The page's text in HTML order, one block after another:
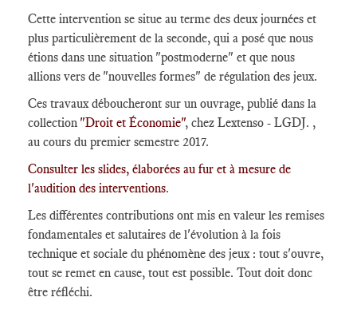
Cette intervention se situe au terme des deux journées et
plus particulièrement de la seconde, qui a posé que nous
étions dans une situation "postmoderne" et que nous
allions vers de "nouvelles formes" de régulation des jeux.
Ces travaux déboucheront sur un ouvrage, publié dans la
collection "Droit et Économie", chez Lextenso - LGDJ. ,
au cours du premier semestre 2017.
Consulter les slides, élaborées au fur et à mesure de
l'audition des interventions.
Les différentes contributions ont mis en valeur les remises
fondamentales et salutaires de l'évolution à la fois
technique et sociale du phénomène des jeux : tout s'ouvre,
tout se remet en cause, tout est possible. Tout doit donc
être réfléchi.